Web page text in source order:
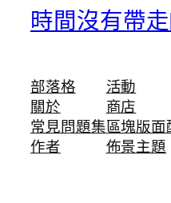
時間沒有帶
部落格
關於
常見問題集
作者
活動
商店
區塊版面
佈景主題